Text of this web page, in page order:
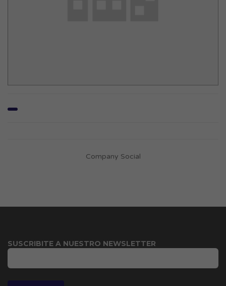
Company Social
SUSCRIBITE A NUESTRO NEWSLETTER